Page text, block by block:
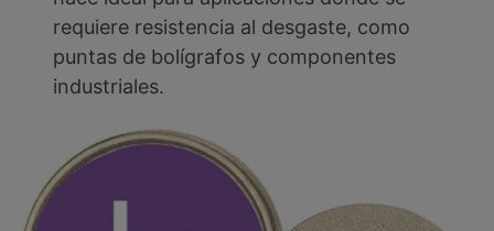
requiere resistencia al desgaste, como
puntas de bolígrafos y componentes
industriales.